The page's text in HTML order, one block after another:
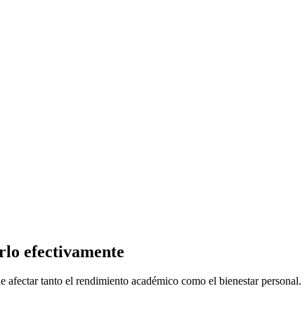
efectivamente
afectar tanto el rendimiento académico como el bienestar personal.